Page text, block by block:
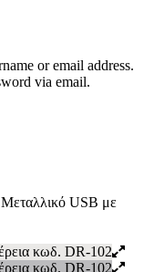
or email address.
via email.
Μεταλλικό USB με